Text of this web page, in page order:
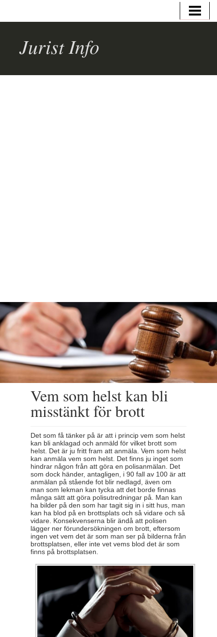
JURIST/ADVOKAT
Jurist Info
Vem som helst kan bli
misstänkt för brott
Det som få tänker på är att i princip vem som helst
kan bli anklagad och anmäld för vilket brott som
helst. Det är ju fritt fram att anmäla. Vem som helst
kan anmäla vem som helst. Det finns ju inget som
hindrar någon från att göra en polisanmälan. Det
som dock händer, antagligen, i 90 fall av 100 är att
anmälan på stående fot blir nedlagd, även om
man som lekman kan tycka att det borde finnas
många sätt att göra polisutredningar på. Man kan
ha bilder på den som har tagit sig in i sitt hus, man
kan ha blod på en brottsplats och så vidare och så
vidare. Konsekvenserna blir ändå att polisen
lägger ner förundersökningen om brott, eftersom
ingen vet vem det är som man ser på bilderna från
brottsplatsen, eller inte vet vems blod det är som
finns på brottsplatsen.